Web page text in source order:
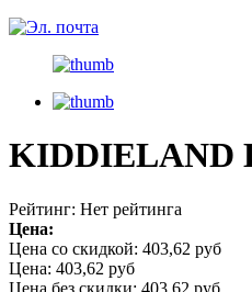
KIDDIELAND
Рейтинг: Нет рейтинга
Цена:
Цена со скидкой: 403,62 руб
Цена: 403,62 руб
Цена без скидки: 403,62 руб